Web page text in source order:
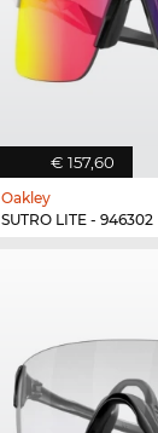
€ 157,60
Oakley
SUTRO LITE - 946302